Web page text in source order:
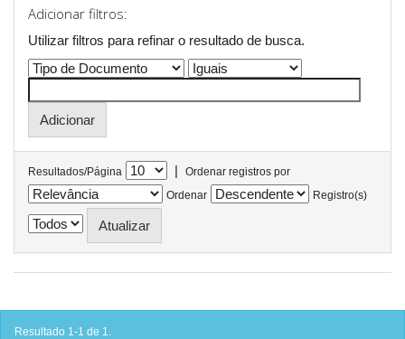
Adicionar filtros:
Utilizar filtros para refinar o resultado de busca.
Resultados/Página |
Ordenar registros por
Ordenar
Registro(s)
Resultado 1-1 de 1.